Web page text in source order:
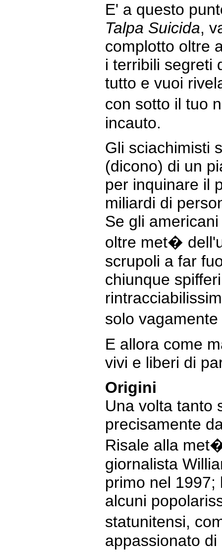
E' a questo
Talpa Suicida,
complotto oltre
i terribili segreti
tutto e vuoi
con sotto il tuo
incauto.
Gli sciachimisti
(dicono) di un
per inquinare il
miliardi di
Se gli
oltre met�
scrupoli a far
chiunque
solo
E allora come
vivi e liberi di
Origini
Una volta tanto
precisamente
Risale alla
giornalista
primo nel 1997;
alcuni
statunitensi,
appassionato